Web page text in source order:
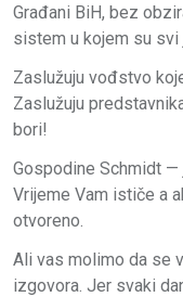
Građani BiH, bez
sistem u kojem su
Zaslužuju vođstvo
Zaslužuju
bori!
Gospodine Schmidt —
Vrijeme Vam ističe a
otvoreno.
Ali vas molimo da se
izgovora. Jer svaki